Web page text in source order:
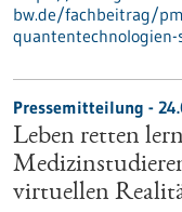
bw.de/fachbeitrag/
Pressemitteilung -
Leben retten
virtuellen